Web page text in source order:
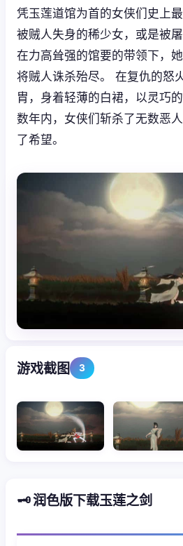
凭玉莲道馆为首的女侠们史上
被贼人失身的稀少女，或是被
在力高耸强的馆要的带领下，
将贼人诛杀殆尽。 在复仇的怒
胄，身着轻薄的白裙，以灵巧
数年内，女侠们斩杀了无数恶
了希望。
游戏截图 3
🗝️ 润色版下载玉莲之剑